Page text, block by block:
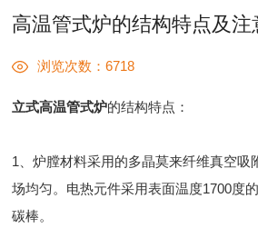
高温管式炉的结构特点及注
浏览次数：6718
立式高温管式炉的结构特点：
1、炉膛材料采用的多晶莫来纤维真空吸
场均匀。电热元件采用表面温度1700度
碳棒。